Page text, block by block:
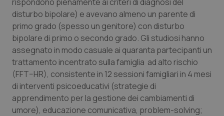
Piemonte
Provincia Autonoma di Bolzano
Provincia Autonoma di Trento
Puglia
HIV
Infezioni & Febbre
Ipertensione & Scompenso
Malattie rare
disturbo bipolare) e avevano almeno un parente di
primo grado (spesso un genitore) con disturbo
bipolare di primo o secondo grado. Gli studiosi hanno
assegnato in modo casuale ai quaranta partecipanti un
trattamento incentrato sulla famiglia ad alto rischio
(FFT–HR), consistente in 12 sessioni famigliari in 4 mesi
di interventi psicoeducativi (strategie di
apprendimento per la gestione dei cambiamenti di
umore), educazione comunicativa, problem-solving;